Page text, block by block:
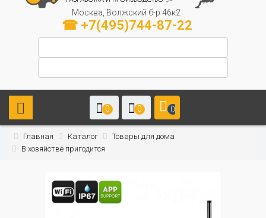
Москва, Волжский б-р 46к2
☎ +7(495)744-87-22
0 0 0
Главная Каталог
Товары для дома
В хозяйстве пригодится